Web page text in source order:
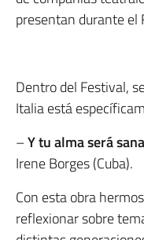
presentan durante el
Dentro del Festival,
Italia está
–Y tu alma será
Irene Borges (Cuba).
Con esta obra
reflexionar sobre